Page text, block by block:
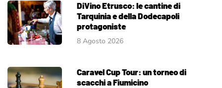
DiVino Etrusco: le cantine di
Tarquinia e della Dodecapoli
protagoniste
8 Agosto 2026
Caravel Cup Tour: un torneo di
scacchi a Fiumicino